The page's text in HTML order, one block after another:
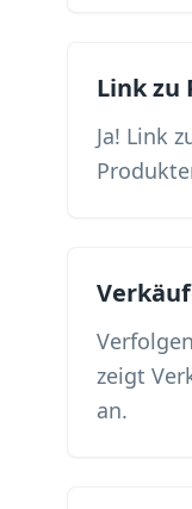
Link zu
Ja! Link
zeigt
an.